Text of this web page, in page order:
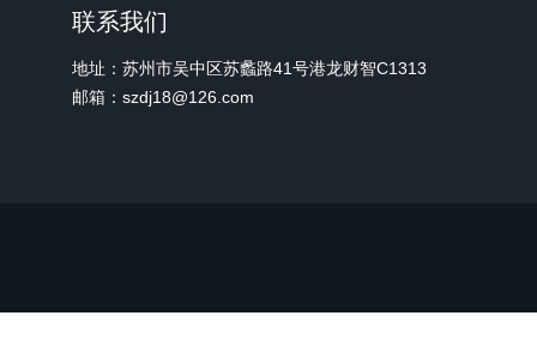
联系我们
地址：苏州市吴中区苏蠡路41号港龙财智C1313
邮箱：szdj18@126.com